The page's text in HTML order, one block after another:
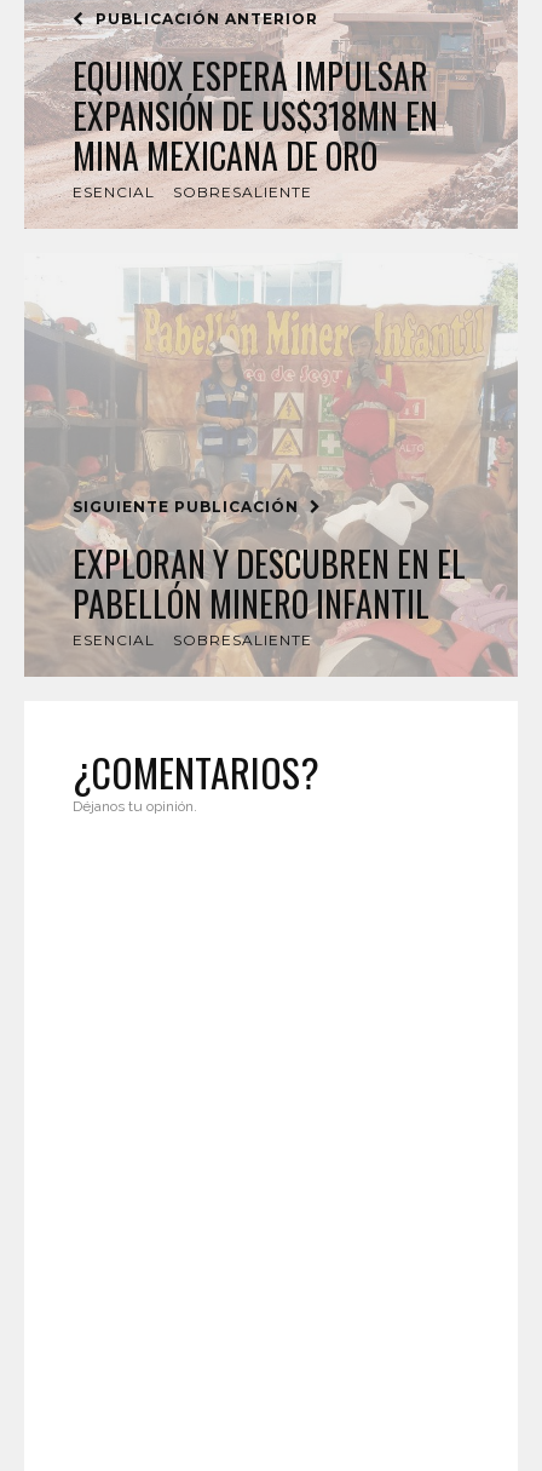
PUBLICACIÓN ANTERIOR
EQUINOX ESPERA IMPULSAR
EXPANSIÓN DE US$318MN EN
MINA MEXICANA DE ORO
ESENCIAL SOBRESALIENTE
SIGUIENTE PUBLICACIÓN
EXPLORAN Y DESCUBREN EN EL
PABELLÓN MINERO INFANTIL
ESENCIAL SOBRESALIENTE
¿COMENTARIOS?
Déjanos tu opinión.